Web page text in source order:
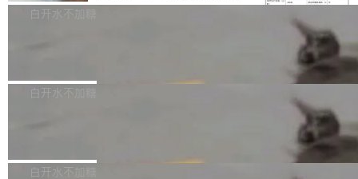
计是基于早期模型的能力—...
可以用来分析、提炼、审阅、建议，但不能用来
不得生成涉及安全性的关键变更，除非作者本身
有限公司披露IPO发行价格及战略配售结果，杭
36个月。 公告显示，本次宇树科技战略配售对
员工参与设立的专项资产管理计划。其中，Dee
白开水不加糖
Bug fixes and enhancements 修复多次传递同
一个回归问题，该问题导致拉取镜像时会拒绝包
白开水不加糖
e 孵化器项目管理委员会（IPMC）投票中获得
白开水不加糖